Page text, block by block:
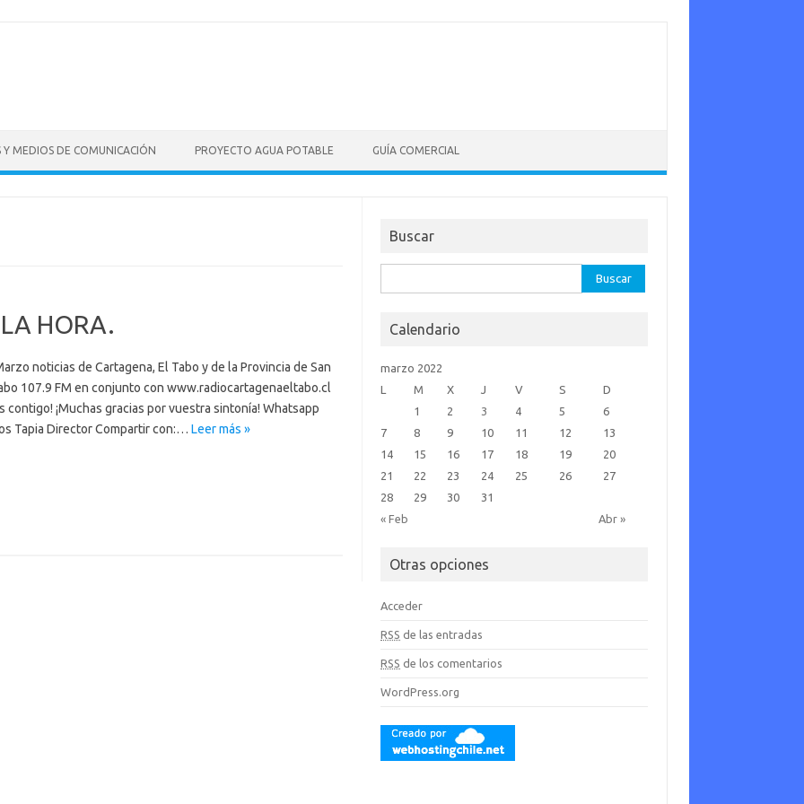
Y MEDIOS DE COMUNICACIÓN PROYECTO AGUA POTABLE GUÍA COMERCIAL
HORA.
noticias de Cartagena, El Tabo y de la Provincia de San
107.9 FM en conjunto con www.radiocartagenaeltabo.cl
contigo! ¡Muchas gracias por vuestra sintonía! Whatsapp
Tapia Director Compartir con:… Leer más »
Buscar
Calendario
marzo 2022
L
M X J V S D
« Feb Abr »
1 2 3 4 5
6
7
8 9 10 11 12
13
14
15 16 17 18 19
20
21
22 23 24 25 26
27
28
29 30 31
Otras opciones
Acceder
RSS de las entradas
RSS de los comentarios
WordPress.org